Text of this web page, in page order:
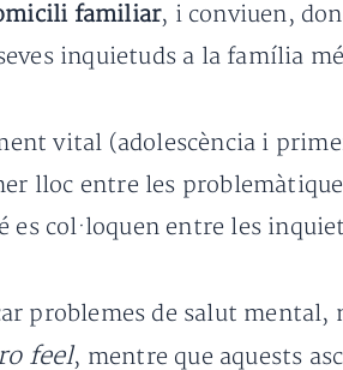
familiar, i conviuen,
inquietuds a la família
vital (adolescència i
lloc entre les
es col·loquen entre les
problemes de salut
feel, mentre que aquests